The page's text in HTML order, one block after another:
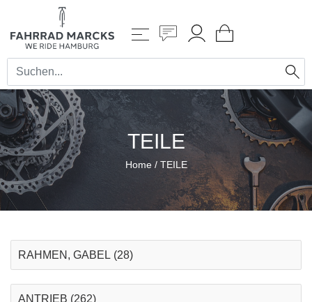
TEILE
Home/ TEILE
RAHMEN, GABEL (28)
ANTRIEB (262)